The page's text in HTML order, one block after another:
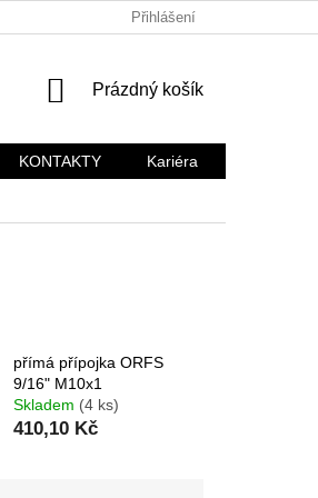
Přihlášení
NÁKUPNÍ
Prázdný košík
KONTAKTY Kariéra
přímá přípojka ORFS
9/16" M10x1
Skladem (4 ks)
410,10 Kč